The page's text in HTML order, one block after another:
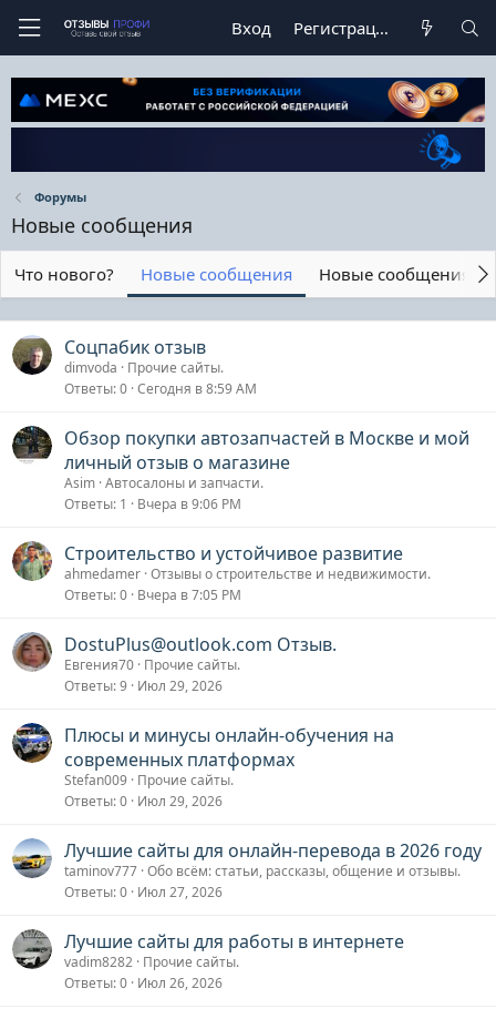
Вход Регистрация
Форумы
Новые сообщения
Что нового? Новые сообщения Новые сообщения
Соцпабик отзыв
dimvoda
Прочие сайты.
Ответы 0 Сегодня в 8:59 AM
Обзор покупки автозапчастей в Москве и мой
личный отзыв о магазине
Asim Автосалоны и запчасти.
Ответы 1 Вчера в 9:06 PM
Строительство и устойчивое развитие
ahmedamer Отзывы о строительстве и недвижимости.
Ответы 0 Вчера в 7:05 PM
DostuPlus@outlook.com Отзыв.
Евгения70 Прочие сайты.
Ответы 9 Июл 29, 2026
Плюсы и минусы онлайн-обучения на
современных платформах
Stefan009 Прочие сайты.
Ответы 0 Июл 29, 2026
Лучшие сайты для онлайн-перевода в 2026 году
taminov777 Обо всём: статьи, рассказы, общение и отзывы.
Ответы 0 Июл 27, 2026
Лучшие сайты для работы в интернете
vadim8282 Прочие сайты.
Ответы 0 Июл 26, 2026